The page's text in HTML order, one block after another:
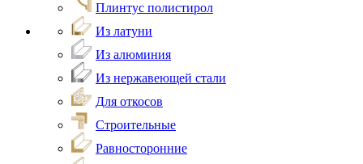
Плинтус полистирол
Из латуни
Из алюминия
Из нержавеющей стали
Для откосов
Строительные
Равносторонние